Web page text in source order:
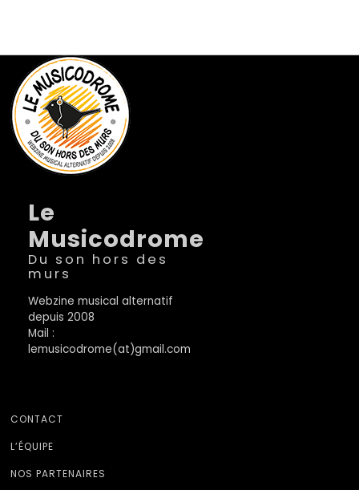
Le
Musicodrome
Du son hors des
murs
Webzine musical alternatif
depuis 2008
Mail :
lemusicodrome(at)gmail.com
CONTACT
L’ÉQUIPE
NOS PARTENAIRES